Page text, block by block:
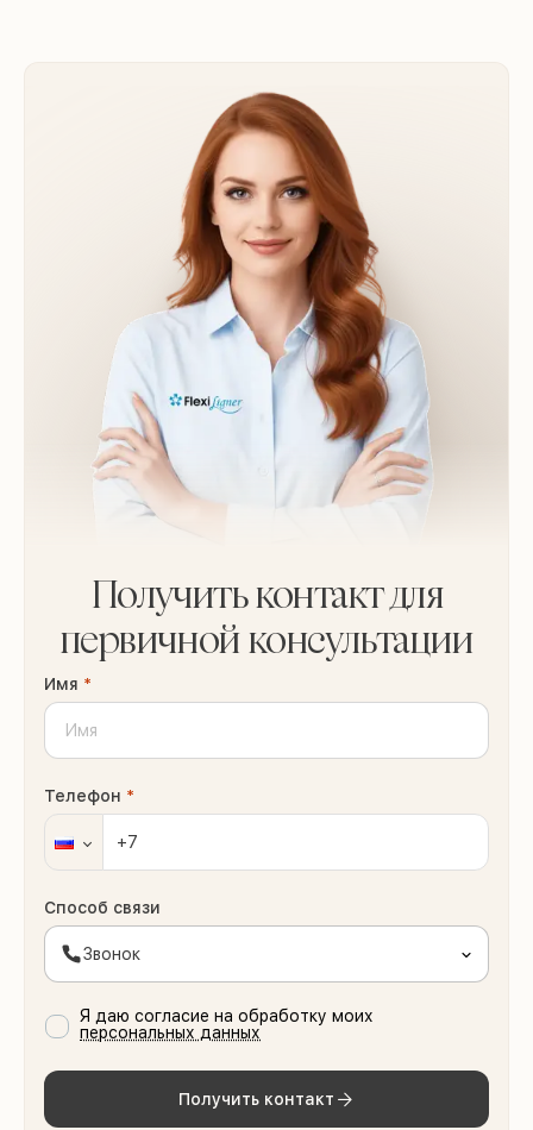
Получить контакт для
первичной консультации
Имя *
Телефон *
Способ связи
Звонок
Я даю согласие на обработку моих
персональных данных
Получить контакт